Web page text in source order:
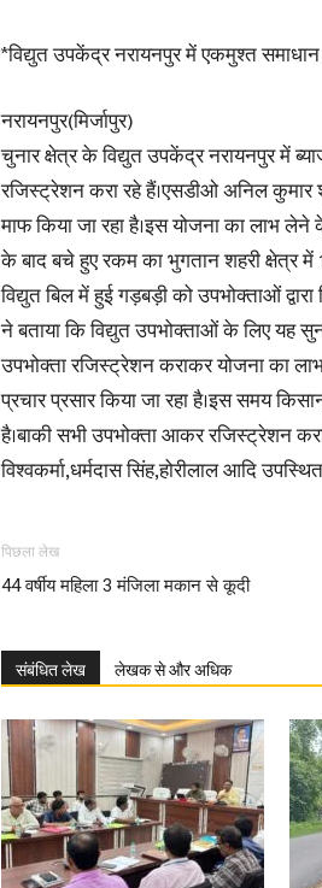
*विद्युत उपकेंद्र नरायनपुर में एकमुश्त
नरायनपुर(मिर्जापुर)
चुनार क्षेत्र के विद्युत उपकेंद्र नरायनपुर में
रजिस्ट्रेशन करा रहे हैं।एसडीओ अनिल
माफ किया जा रहा है।इस योजना का लाभ लेने
के बाद बचे हुए रकम का भुगतान शहरी क्षेत्र में
विद्युत बिल में हुई गड़बड़ी को उपभोक्ताओं
ने बताया कि विद्युत उपभोक्ताओं के लिए यह
उपभोक्ता रजिस्ट्रेशन कराकर योजना का लाभ
प्रचार प्रसार किया जा रहा है।इस समय
है।बाकी सभी उपभोक्ता आकर रजिस्ट्रेशन
विश्वकर्मा,धर्मदास सिंह,होरीलाल आदि
पिछला लेख
44 वर्षीय महिला 3 मंजिला मकान से कूदी
संबंधित लेख लेखक से और अधिक